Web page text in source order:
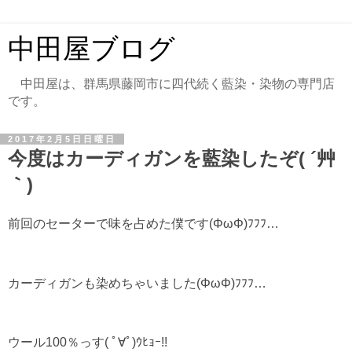
中田屋ブログ
中田屋は、群馬県藤岡市に四代続く藍染・染物の専門店
です。
2017年2月5日日曜日
今度はカーディガンを藍染したぞ( ´艸
｀)
前回のセーターで味を占めた僕です(ΦωΦ)ﾌﾌﾌ…
カーディガンも染めちゃいました(ΦωΦ)ﾌﾌﾌ…
ウール100％っす( ﾟ∀ﾟ)ｳﾋｮｰ!!